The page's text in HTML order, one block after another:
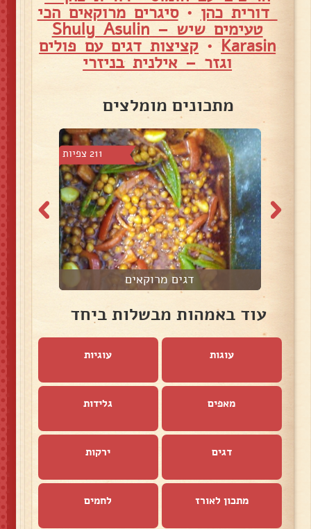
דורית כהן •סיגרים מרוקאים הכי
טעימים שיש – Shuly Asulin
Karasin
• קציצות דגים עם פולים
וגזר – אילנית בניזרי
מתכונים מומלצים
211 צפיות
דגים מרוקאים
עוד באמהות מבשלות ביחד
עוגות עוגיות
מאפים גלידות
דגים ירקות
מתכון לאורז לחמים